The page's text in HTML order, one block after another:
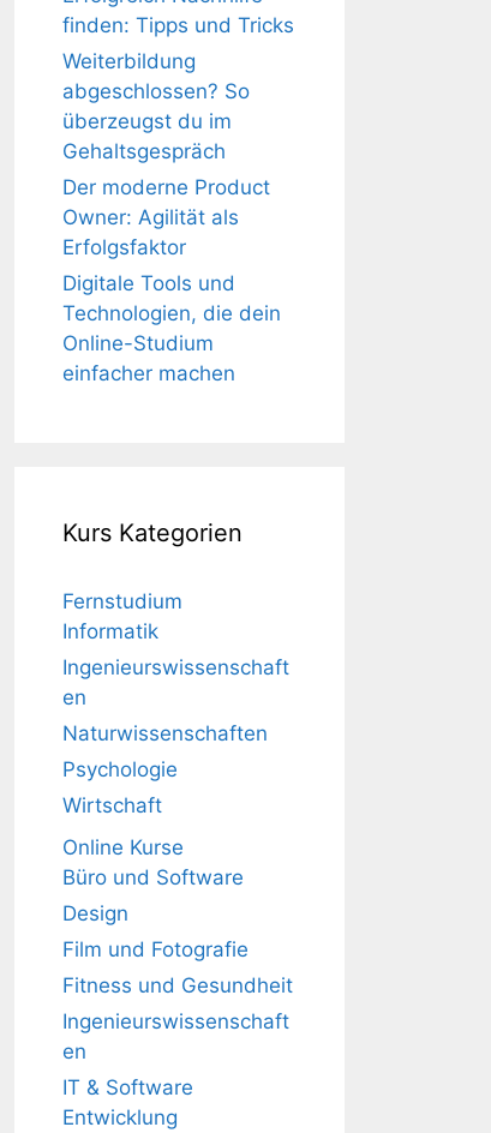
finden: Tipps und Tricks
Weiterbildung
abgeschlossen? So
überzeugst du im
Gehaltsgespräch
Der moderne Product
Owner: Agilität als
Erfolgsfaktor
Digitale Tools und
Technologien, die dein
Online-Studium
einfacher machen
Kurs Kategorien
Fernstudium
Informatik
Ingenieurswissenschaft
en
Naturwissenschaften
Psychologie
Wirtschaft
Online Kurse
Büro und Software
Design
Film und Fotografie
Fitness und Gesundheit
Ingenieurswissenschaft
en
IT & Software
Entwicklung